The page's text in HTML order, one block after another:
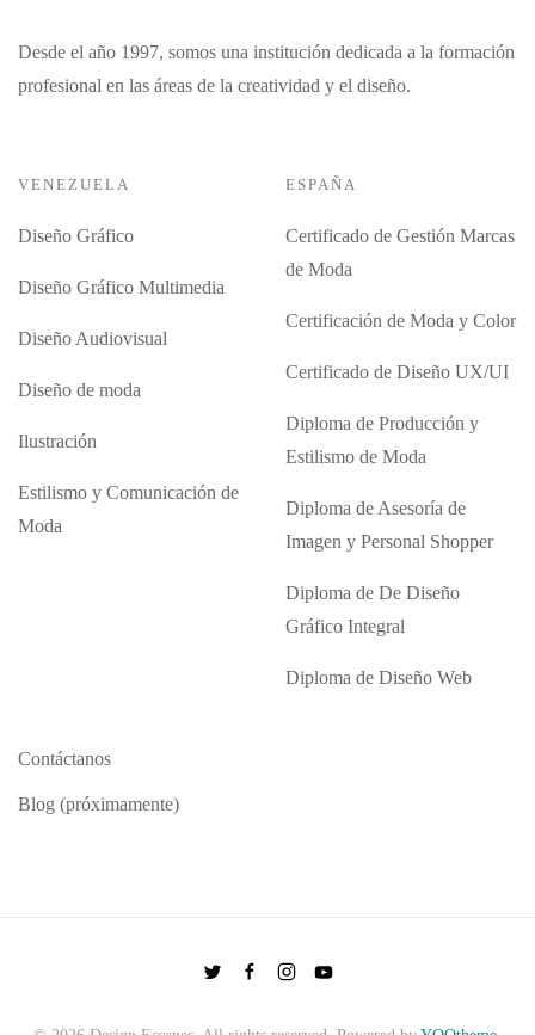
Desde el año 1997, somos una institución dedicada a la formación
profesional en las áreas de la creatividad y el diseño.
VENEZUELA
Diseño Gráfico
Diseño Gráfico Multimedia
Diseño Audiovisual
Diseño de moda
Ilustración
Estilismo y Comunicación de
Moda
ESPAÑA
Certificado de Gestión Marcas
de Moda
Certificación de Moda y Color
Certificado de Diseño UX/UI
Diploma de Producción y
Estilismo de Moda
Diploma de Asesoría de
Imagen y Personal Shopper
Diploma de De Diseño
Gráfico Integral
Diploma de Diseño Web
Contáctanos
Blog (próximamente)